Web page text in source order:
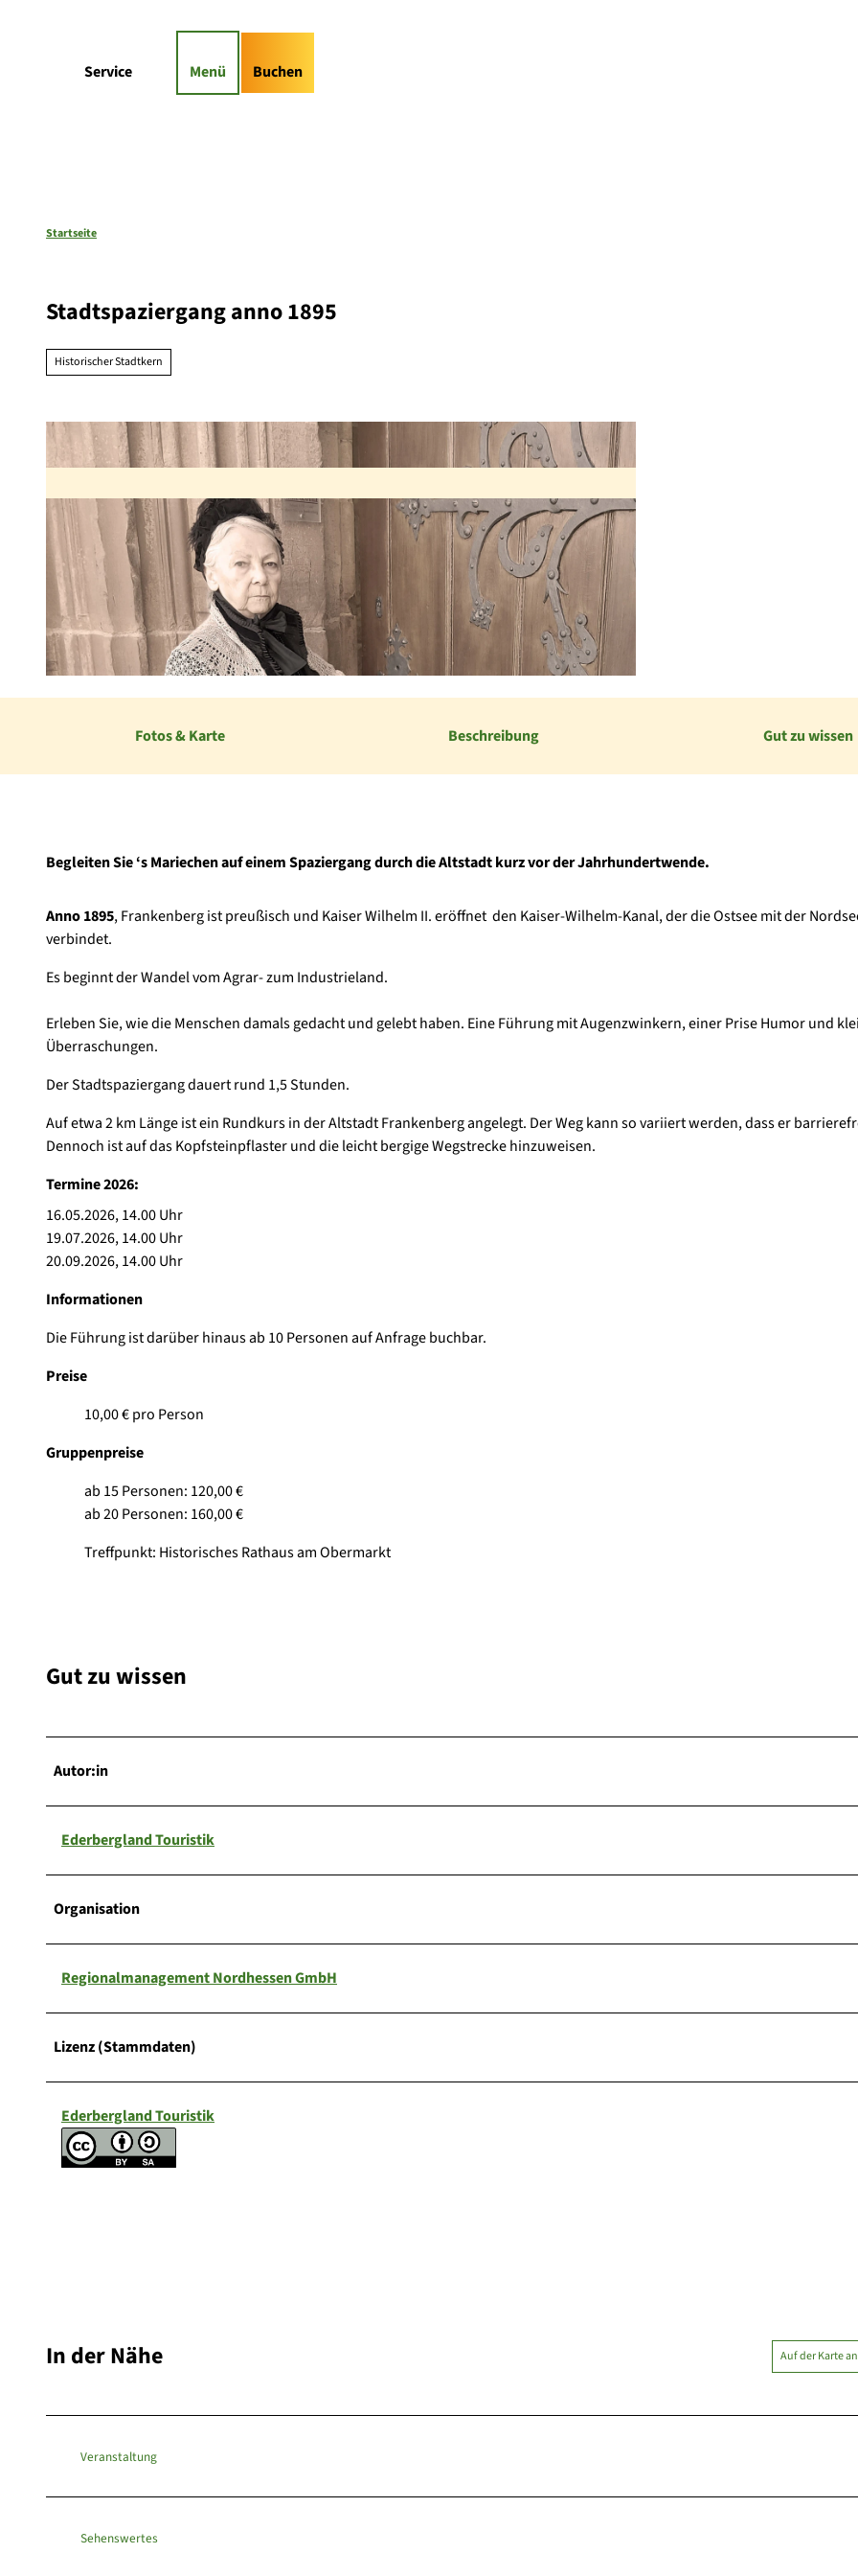
Service Menü Buchen
Startseite
Stadtspaziergang anno 1895
Historischer Stadtkern
Fotos & Karte Beschreibung Gut zu wissen
Begleiten Sie ‘s Mariechen auf einem Spaziergang durch die Altstadt kurz vor der Jahrhundertwende.
Anno 1895, Frankenberg ist preußisch und Kaiser Wilhelm II. eröffnet den Kaiser-Wilhelm-Kanal, der die Ostsee mit der
verbindet.
Es beginnt der Wandel vom Agrar- zum Industrieland.
Erleben Sie, wie die Menschen damals gedacht und gelebt haben. Eine Führung mit Augenzwinkern, einer Prise Humor und
Überraschungen.
Der Stadtspaziergang dauert rund 1,5 Stunden.
Auf etwa 2 km Länge ist ein Rundkurs in der Altstadt Frankenberg angelegt. Der Weg kann so variiert werden, dass er
Dennoch ist auf das Kopfsteinpflaster und die leicht bergige Wegstrecke hinzuweisen.
Termine 2026:
16.05.2026, 14.00 Uhr
19.07.2026, 14.00 Uhr
20.09.2026, 14.00 Uhr
Informationen
Die Führung ist darüber hinaus ab 10 Personen auf Anfrage buchbar.
Preise
10,00 € pro Person
Gruppenpreise
ab 15 Personen: 120,00 €
ab 20 Personen: 160,00 €
Treffpunkt: Historisches Rathaus am Obermarkt
Gut zu wissen
Autor:in
Ederbergland Touristik
Organisation
Regionalmanagement Nordhessen GmbH
Lizenz (Stammdaten)
Ederbergland Touristik
In der Nähe Auf der Karte
Veranstaltung
Sehenswertes